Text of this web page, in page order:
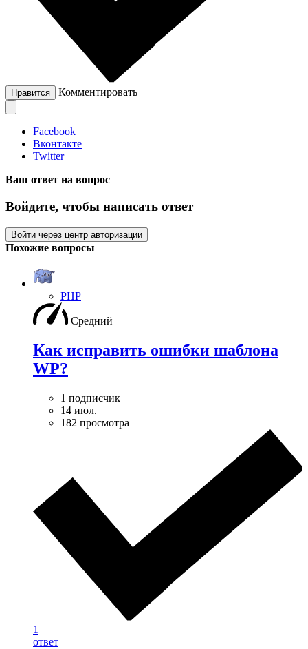
Нравится Комментировать
Facebook
Вконтакте
Twitter
Ваш ответ на вопрос
Войдите, чтобы написать ответ
Войти через центр авторизации
Похожие вопросы
PHP
Средний
Как исправить ошибки шаблона
WP?
1 подписчик
14 июл.
182 просмотра
1
ответ